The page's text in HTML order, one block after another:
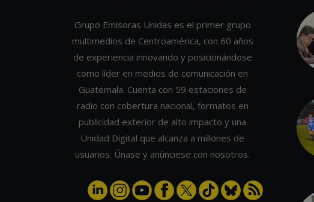
Grupo Emisoras Unidas es el primer grupo
multimedios de Centroamérica, con 60 años
de experiencia innovando y posicionándose
como líder en medios de comunicación en
Guatemala. Cuenta con 59 estaciones de
radio con cobertura nacional, formatos en
publicidad exterior de alto impacto y una
Unidad Digital que alcanza a millones de
usuarios. Únase y anúnciese con nosotros.